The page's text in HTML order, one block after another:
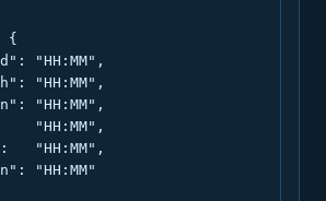
{
"HH:MM",
"HH:MM",
"HH:MM",
"HH:MM",
"HH:MM",
"HH:MM"